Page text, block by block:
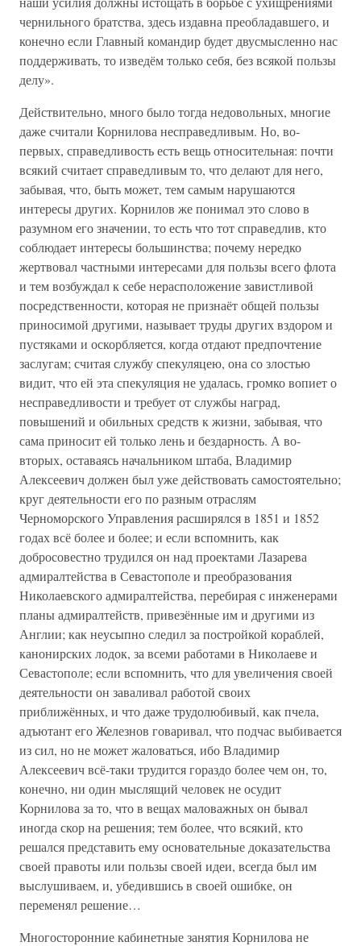
чернильного братства, здесь издавна преобладавшего, и
конечно если Главный командир будет двусмысленно нас
поддерживать, то изведём только себя, без всякой пользы
делу».
Действительно, много было тогда недовольных, многие
даже считали Корнилова несправедливым. Но, во-
первых, справедливость есть вещь относительная: почти
всякий считает справедливым то, что делают для него,
забывая, что, быть может, тем самым нарушаются
интересы других. Корнилов же понимал это слово в
разумном его значении, то есть что тот справедлив, кто
соблюдает интересы большинства; почему нередко
жертвовал частными интересами для пользы всего флота
и тем возбуждал к себе нерасположение завистливой
посредственности, которая не признаёт общей пользы
приносимой другими, называет труды других вздором и
пустяками и оскорбляется, когда отдают предпочтение
заслугам; считая службу спекуляцею, она со злостью
видит, что ей эта спекуляция не удалась, громко вопиет о
несправедливости и требует от службы наград,
повышений и обильных средств к жизни, забывая, что
сама приносит ей только лень и бездарность. А во-
вторых, оставаясь начальником штаба, Владимир
Алексеевич должен был уже действовать самостоятельно;
круг деятельности его по разным отраслям
Черноморского Управления расширялся в 1851 и 1852
годах всё более и более; и если вспомнить, как
добросовестно трудился он над проектами Лазарева
адмиралтейства в Севастополе и преобразования
Николаевского адмиралтейства, перебирая с инженерами
планы адмиралтейств, привезённые им и другими из
Англии; как неусыпно следил за постройкой кораблей,
канонирских лодок, за всеми работами в Николаеве и
Севастополе; если вспомнить, что для увеличения своей
деятельности он заваливал работой своих
приближённых, и что даже трудолюбивый, как пчела,
адъютант его Железнов говаривал, что подчас выбивается
из сил, но не может жаловаться, ибо Владимир
Алексеевич всё-таки трудится гораздо более чем он, то,
конечно, ни один мыслящий человек не осудит
Корнилова за то, что в вещах маловажных он бывал
иногда скор на решения; тем более, что всякий, кто
решался представить ему основательные доказательства
своей правоты или пользы своей идеи, всегда был им
выслушиваем, и, убедившись в своей ошибке, он
переменял решение…
Многосторонние кабинетные занятия Корнилова не